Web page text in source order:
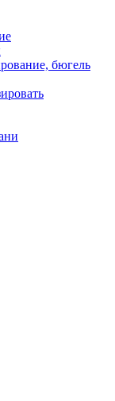
бюгель